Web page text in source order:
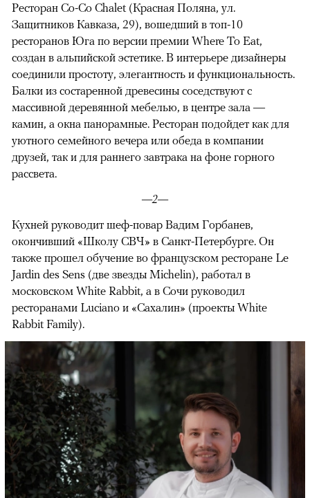
Ресторан Co-Co Chalet (Красная Поляна, ул.
Защитников Кавказа, 29), вошедший в топ-10
ресторанов Юга по версии премии Where To Eat,
создан в альпийской эстетике. В интерьере дизайнеры
соединили простоту, элегантность и функциональность.
Балки из состаренной древесины соседствуют с
массивной деревянной мебелью, в центре зала —
камин, а окна панорамные. Ресторан подойдет как для
уютного семейного вечера или обеда в компании
друзей, так и для раннего завтрака на фоне горного
рассвета.
—2—
Кухней руководит шеф-повар Вадим Горбанев,
окончивший «Школу СВЧ» в Санкт-Петербурге. Он
также прошел обучение во французском ресторане Le
Jardin des Sens (две звезды Michelin), работал в
московском White Rabbit, а в Сочи руководил
ресторанами Luciano и «Сахалин» (проекты White
Rabbit Family).